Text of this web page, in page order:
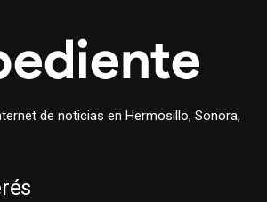
de noticias en Hermosillo, Sonora,